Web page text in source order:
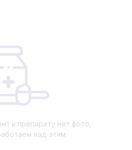
к препарату нет фото,
над этим